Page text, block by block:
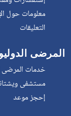
معلومات حول
التعليقات
المرضى
خدمات المرضى
مستشفى
إحجز موعد